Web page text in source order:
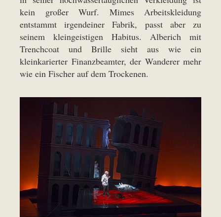
kein großer Wurf. Mimes Arbeitskleidung
entstammt irgendeiner Fabrik, passt aber zu
seinem kleingeistigen Habitus. Alberich mit
Trenchcoat und Brille sieht aus wie ein
kleinkarierter Finanzbeamter, der Wanderer mehr
wie ein Fischer auf dem Trockenen.